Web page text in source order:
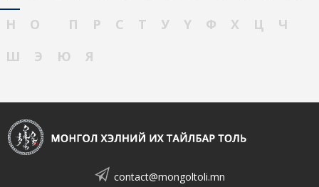
Н
О П Р С Т У Ү Ф Х Ц
Ч
Ш
Э Ю Я
contact@mongoltoli.mn